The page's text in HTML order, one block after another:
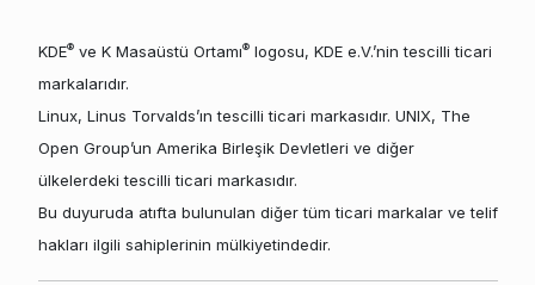
KDE®ve K Masaüstü Ortamı®logosu, KDE e.V.’nin tescilli ticari
markalarıdır.
Linux, Linus Torvalds’ın tescilli ticari markasıdır. UNIX, The
Open Group’un Amerika Birleşik Devletleri ve diğer
ülkelerdeki tescilli ticari markasıdır.
Bu duyuruda atıfta bulunulan diğer tüm ticari markalar ve telif
hakları ilgili sahiplerinin mülkiyetindedir.